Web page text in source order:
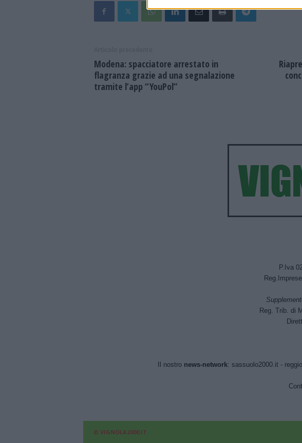
Modena: spacciatore arrestato in
flagranza grazie ad una segnalazione
tramite l’app “YouPol”
P.Iva
Reg. Trib. di
Il nostro news-network: sassuolo2000.it-
© VIGNOLA2000.IT